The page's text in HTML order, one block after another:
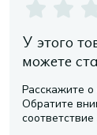
У этого
можете
Расскажите
Обратите